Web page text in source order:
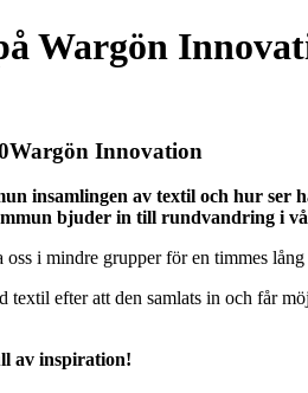
Wargön
Wargön Innovation
insamlingen av textil och hur ser
bjuder in till rundvandring i
oss i mindre grupper för en timmes
textil efter att den samlats in och får
av inspiration!